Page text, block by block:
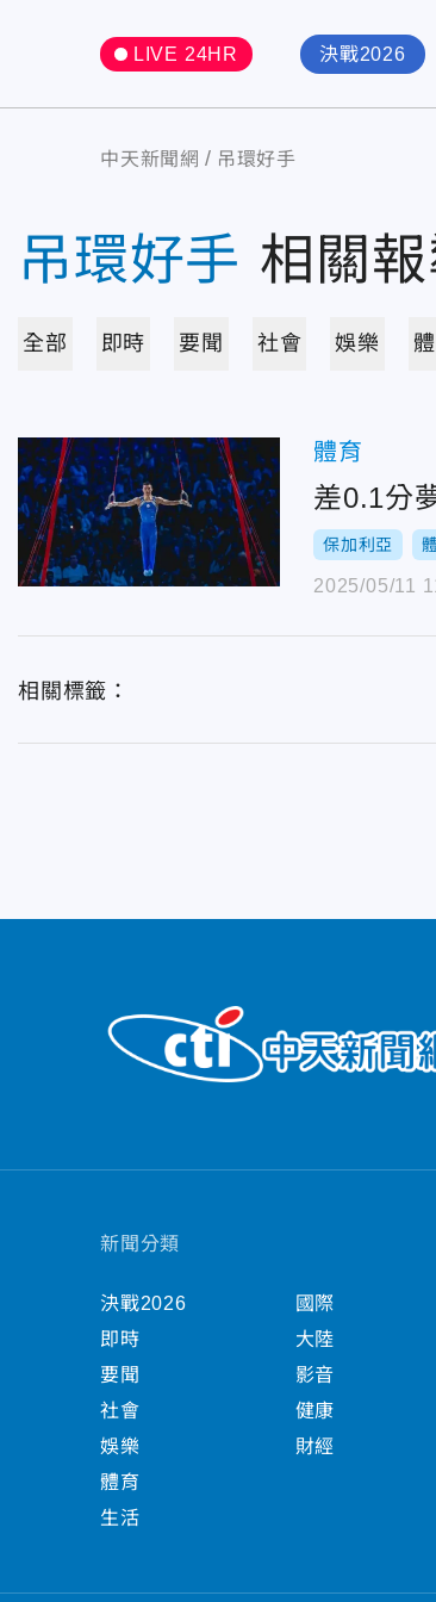
LIVE 24HR 決戰2026
中天新聞網 吊環好手
吊環好手 相關
全部 即時 要聞 社會 娛樂
體育
差0.1分
保加利亞
2025/05/11
相關標籤：
新聞分類
決戰2026
即時
要聞
社會
娛樂
體育
生活
國際
大陸
影音
健康
財經